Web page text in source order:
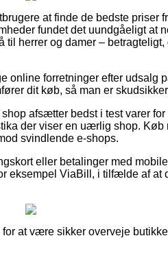
at finde de bedste priser
fundet det uundgåeligt at
herrer og damer –
online forretninger efter udsalg
dit køb, så man er
afsætter bedst i test varer
der viser en uærlig shop.
svindlende e-shops.
eller betalinger med
eksempel ViaBill, i tilfælde af at
at være sikker overveje